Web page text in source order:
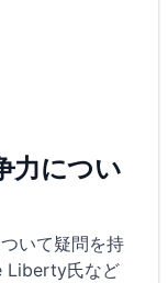
力につい
いて疑問を持
Liberty氏など